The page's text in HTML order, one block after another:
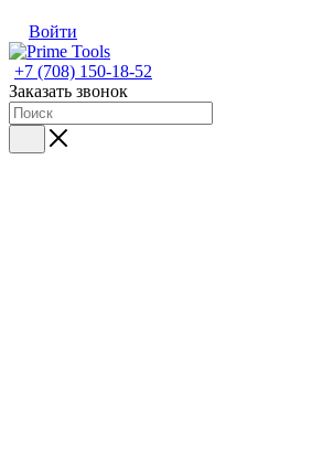
Войти
+7 (708) 150-18-52
Заказать звонок